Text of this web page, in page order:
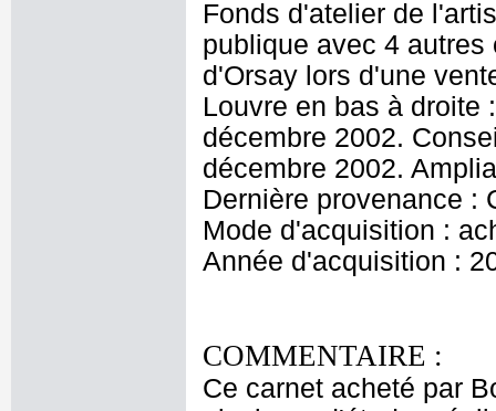
Fonds d'atelier de
publique avec 4
d'Orsay lors d'une
Louvre en bas à droite
décembre 2002.
décembre 2002.
Dernière provenance :
Mode d'acquisition :
Année d'acquisition :
COMMENTAIRE :
Ce carnet acheté par